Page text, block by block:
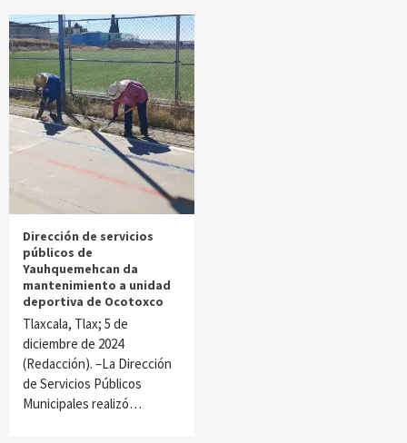
Dirección de servicios
públicos de
Yauhquemehcan da
mantenimiento a unidad
deportiva de Ocotoxco
Tlaxcala, Tlax; 5 de
diciembre de 2024
(Redacción). –La Dirección
de Servicios Públicos
Municipales realizó…